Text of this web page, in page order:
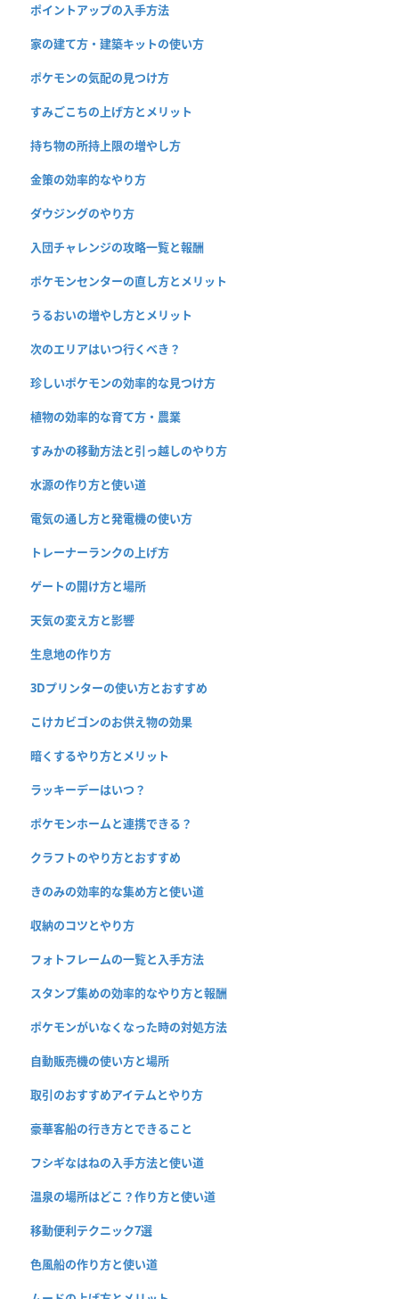
ポイントアップの入手方法
家の建て方・建築キットの使い方
ポケモンの気配の見つけ方
すみごこちの上げ方とメリット
持ち物の所持上限の増やし方
金策の効率的なやり方
ダウジングのやり方
入団チャレンジの攻略一覧と報酬
ポケモンセンターの直し方とメリット
うるおいの増やし方とメリット
次のエリアはいつ行くべき？
珍しいポケモンの効率的な見つけ方
植物の効率的な育て方・農業
すみかの移動方法と引っ越しのやり方
水源の作り方と使い道
電気の通し方と発電機の使い方
トレーナーランクの上げ方
ゲートの開け方と場所
天気の変え方と影響
生息地の作り方
3Dプリンターの使い方とおすすめ
こけカビゴンのお供え物の効果
暗くするやり方とメリット
ラッキーデーはいつ？
ポケモンホームと連携できる？
クラフトのやり方とおすすめ
きのみの効率的な集め方と使い道
収納のコツとやり方
フォトフレームの一覧と入手方法
スタンプ集めの効率的なやり方と報酬
ポケモンがいなくなった時の対処方法
自動販売機の使い方と場所
取引のおすすめアイテムとやり方
豪華客船の行き方とできること
フシギなはねの入手方法と使い道
温泉の場所はどこ？作り方と使い道
移動便利テクニック7選
色風船の作り方と使い道